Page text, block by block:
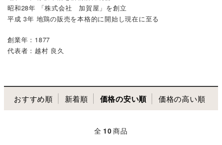
昭和28年 「株式会社 加賀屋」を創立
平成 3年 地鶏の販売を本格的に開始し現在に至る
創業年：1877
代表者：越村 良久
おすすめ順 新着順 価格の安い順 価格の高い順
全 10商品